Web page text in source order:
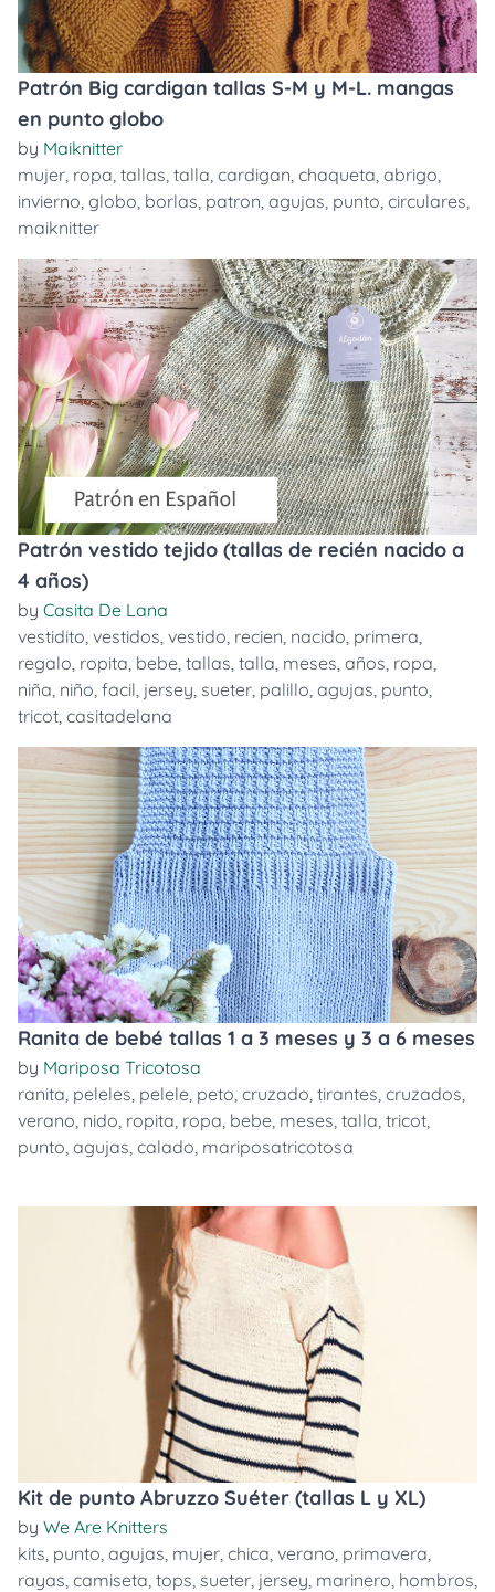
Patrón Big cardigan tallas S-M y M-L. mangas
en punto globo
by Maiknitter
mujer, ropa, tallas, talla, cardigan, chaqueta, abrigo,
invierno, globo, borlas, patron, agujas, punto, circulares,
maiknitter
Patrón vestido tejido (tallas de recién nacido a
4 años)
by Casita De Lana
vestidito, vestidos, vestido, recien, nacido, primera,
regalo, ropita, bebe, tallas, talla, meses, años, ropa,
niña, niño, facil, jersey, sueter, palillo, agujas, punto,
tricot, casitadelana
Ranita de bebé tallas 1 a 3 meses y 3 a 6 meses
by Mariposa Tricotosa
ranita, peleles, pelele, peto, cruzado, tirantes, cruzados,
verano, nido, ropita, ropa, bebe, meses, talla, tricot,
punto, agujas, calado, mariposatricotosa
Kit de punto Abruzzo Suéter (tallas L y XL)
by We Are Knitters
kits, punto, agujas, mujer, chica, verano, primavera,
rayas, camiseta, tops, sueter, jersey, marinero, hombros,